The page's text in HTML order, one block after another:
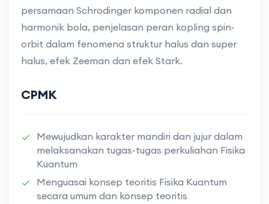
persamaan Schrodinger komponen radial dan
harmonik bola, penjelasan peran kopling spin-
orbit dalam fenomena struktur halus dan super
halus, efek Zeeman dan efek Stark.
CPMK
Mewujudkan karakter mandiri dan jujur dalam
melaksanakan tugas-tugas perkuliahan Fisika
Kuantum
Menguasai konsep teoritis Fisika Kuantum
secara umum dan konsep teoritis